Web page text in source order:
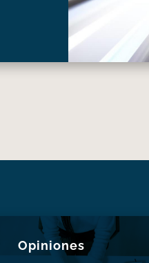
Opiniones